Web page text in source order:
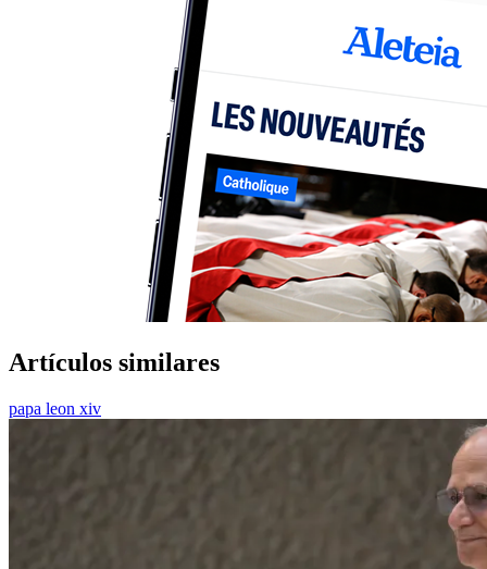
Artículos similares
papa leon xiv